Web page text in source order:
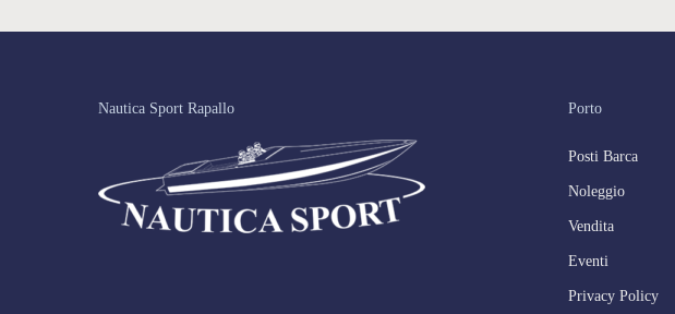
Nautica Sport Rapallo Porto
Posti Barca
Noleggio
Vendita
Eventi
Privacy Policy